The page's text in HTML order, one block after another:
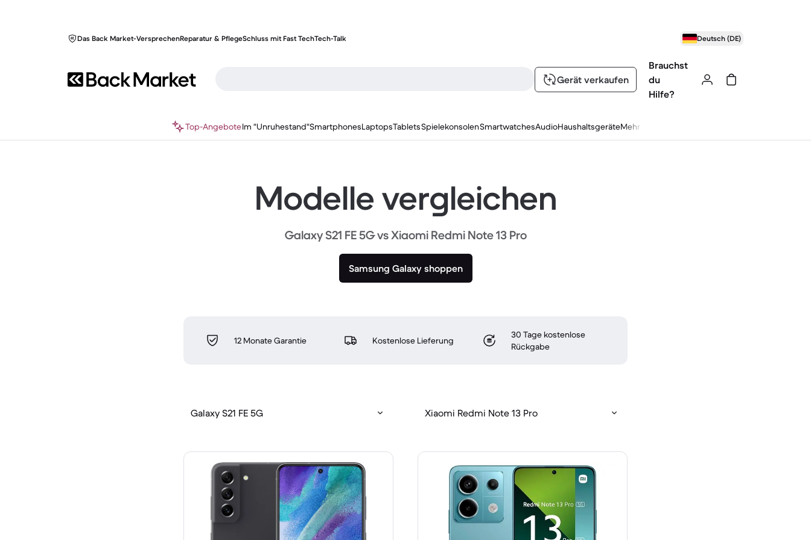
Das Back Market-VersprechenReparatur & PflegeSchluss mit Fast TechTech-Talk Deutsch (DE)
Gerät verkaufen
Brauchst
du
Hilfe?
Top-AngeboteIm "Unruhestand"SmartphonesLaptopsTabletsSpielekonsolenSmartwatchesAudioHaushaltsgeräteMehr
Modelle vergleichen
Galaxy S21 FE 5G vs Xiaomi Redmi Note 13 Pro
Samsung Galaxy shoppen
12 Monate Garantie Kostenlose Lieferung
30 Tage kostenlose
Rückgabe
Galaxy S21 FE 5G Xiaomi Redmi Note 13 Pro